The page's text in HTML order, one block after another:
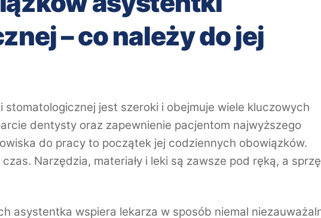
– co należy do jej
jest szeroki i obejmuje wiele kluczowych
dentysty oraz zapewnienie pacjentom najwyższego
do pracy to początek jej codziennych obowiązków.
Narzędzia, materiały i leki są zawsze pod ręką, a
asystentka wspiera lekarza w sposób niemal